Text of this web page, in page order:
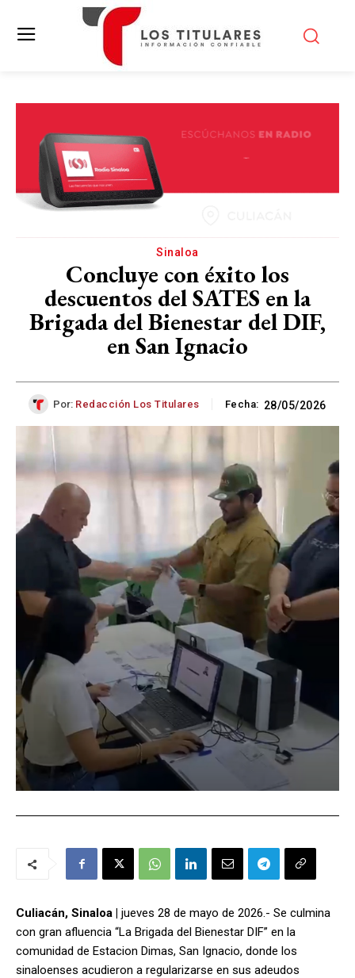
Sinaloa
Concluye con éxito los
descuentos del SATES en la
Brigada del Bienestar del DIF,
en San Ignacio
Por: Redacción Los Titulares Fecha: 28/05/2026
Culiacán, Sinaloa | jueves 28 de mayo de 2026.- Se culmina
con gran afluencia “La Brigada del Bienestar DIF” en la
comunidad de Estacion Dimas, San Ignacio, donde los
sinaloenses acudieron a regularizarse en sus adeudos